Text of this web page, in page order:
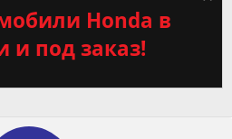
Honda в
и под заказ!